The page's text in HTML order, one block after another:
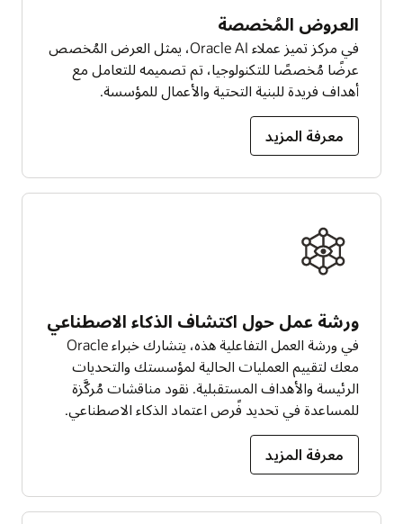
العروض المُخصصة
في مركز تميز عملاء Oracle AI، يمثل العرض المُخصص
عرضًا مُخصصًا للتكنولوجيا، تم تصميمه للتعامل مع
أهداف فريدة للبنية التحتية والأعمال للمؤسسة.
معرفة المزيد
ورشة عمل حول اكتشاف الذكاء الاصطناعي
في ورشة العمل التفاعلية هذه، يتشارك خبراء Oracle
معك لتقييم العمليات الحالية لمؤسستك والتحديات
الرئيسة والأهداف المستقبلية. نقود مناقشات مُركَّزة
للمساعدة في تحديد فًرص اعتماد الذكاء الاصطناعي.
معرفة المزيد